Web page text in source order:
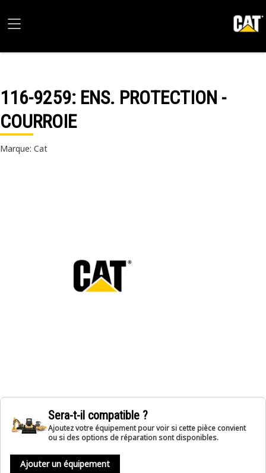
116-9259: ENS. PROTECTION -
COURROIE
Marque: Cat
Sera-t-il compatible ?
Ajoutez votre équipement pour voir si cette pièce convient
ou si des options de réparation sont disponibles.
Ajouter un équipement